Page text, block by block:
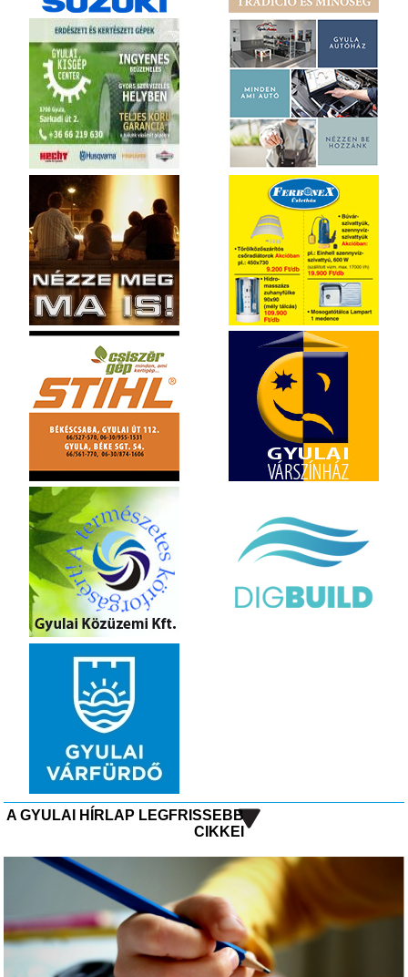
A GYULAI HÍRLAP LEGFRISSEBB
CIKKEI